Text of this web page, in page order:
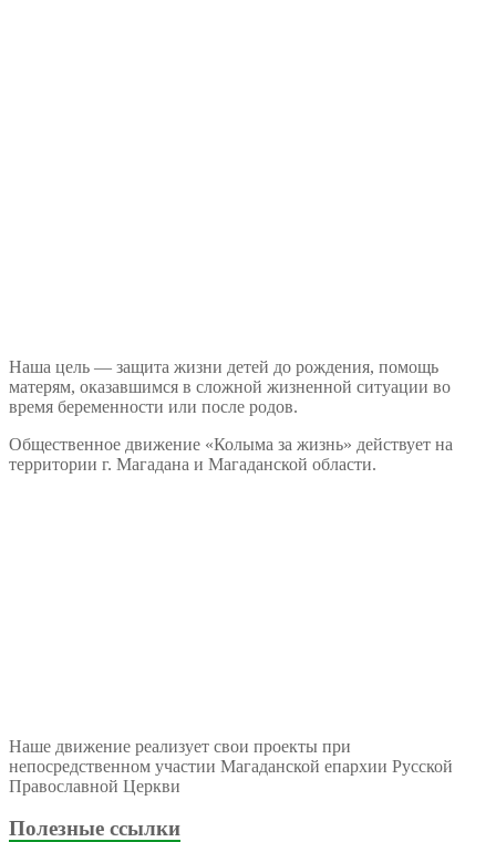
Наша цель — защита жизни детей до рождения, помощь
матерям, оказавшимся в сложной жизненной ситуации во
время беременности или после родов.
Общественное движение «Колыма за жизнь» действует на
территории г. Магадана и Магаданской области.
Наше движение реализует свои проекты при
непосредственном участии Магаданской епархии Русской
Православной Церкви
Полезные ссылки